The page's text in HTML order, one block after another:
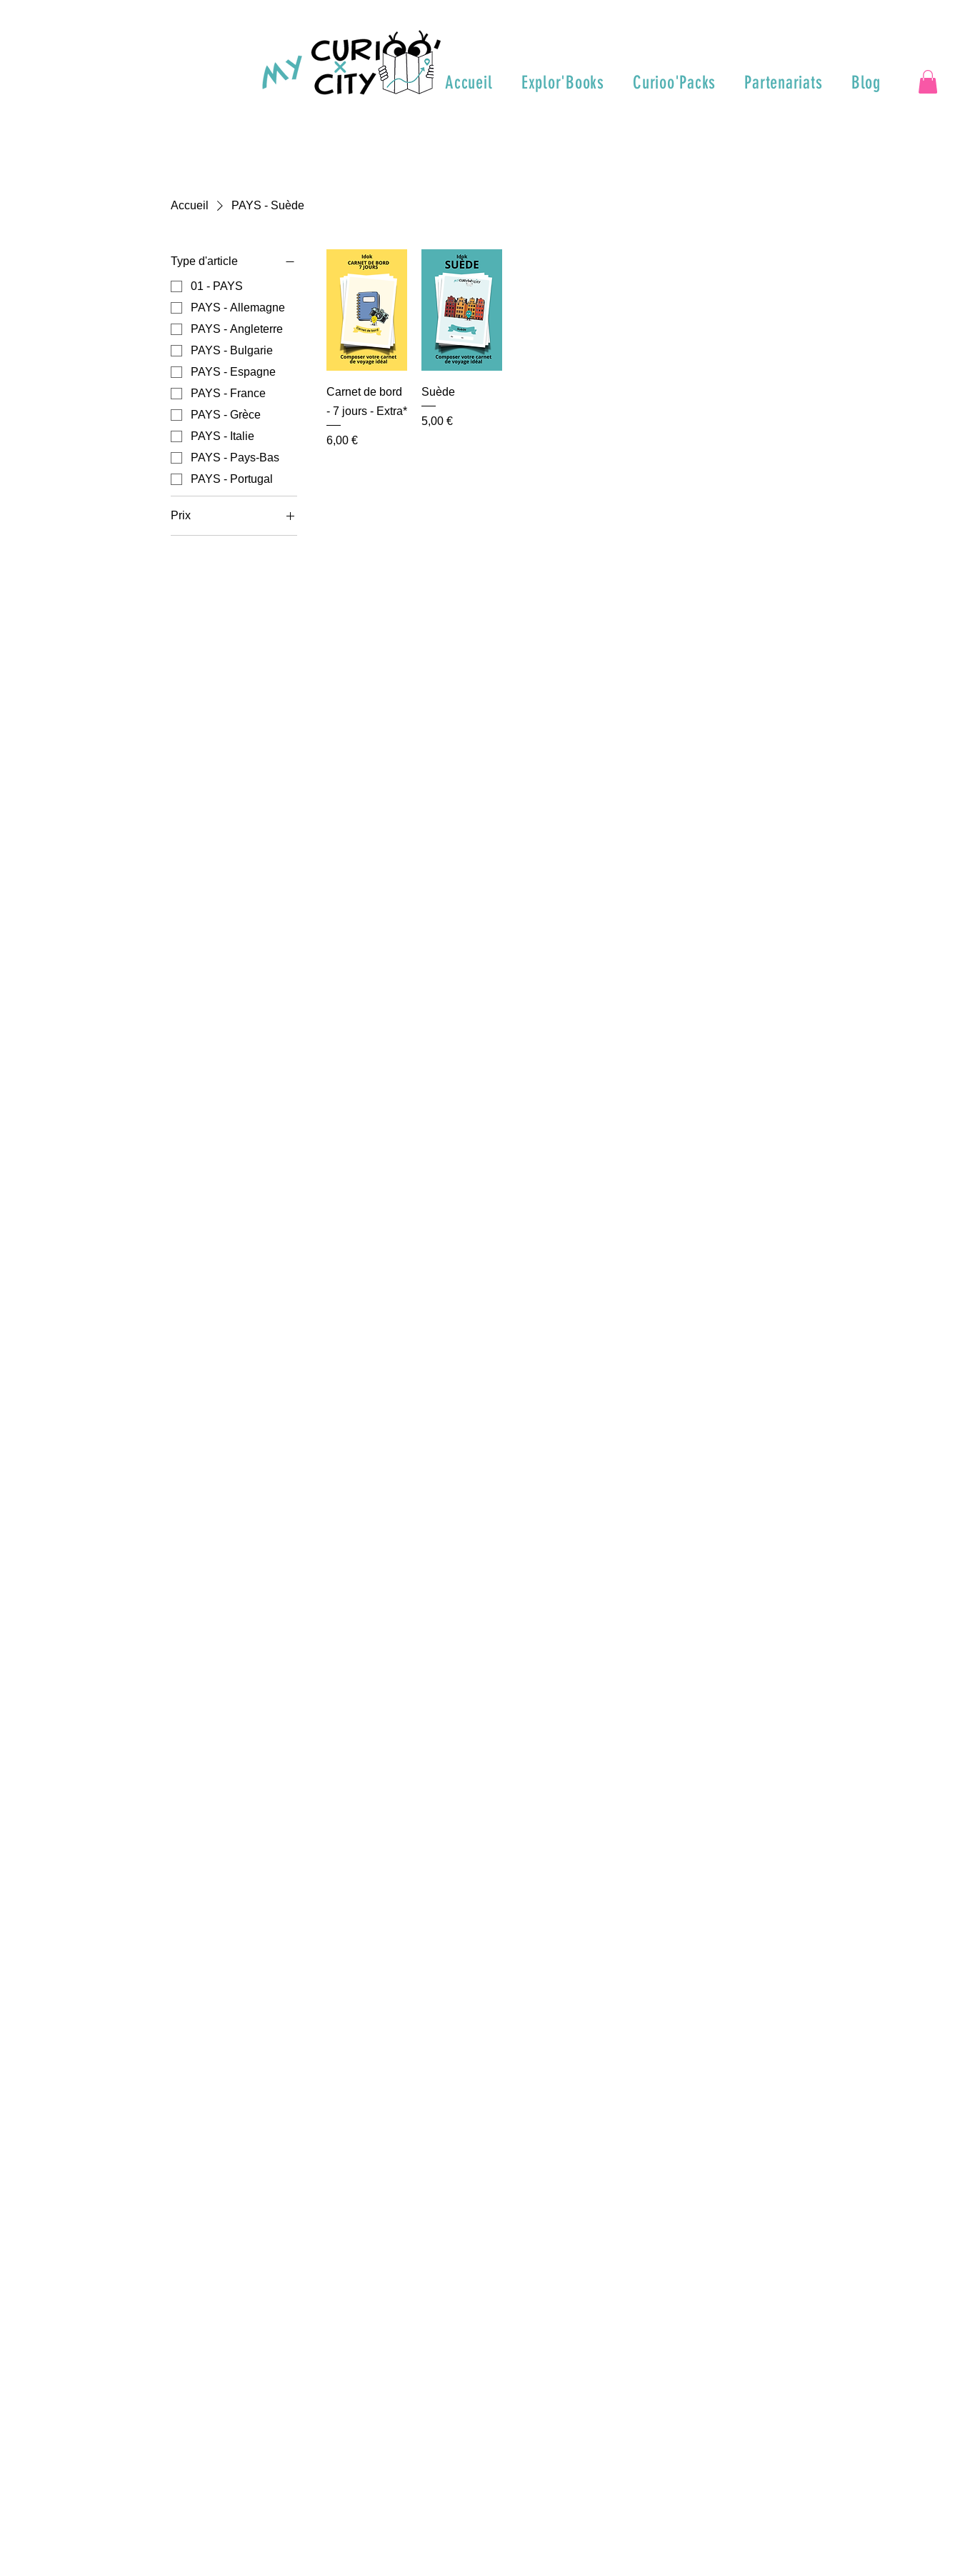
Accueil Explor'Books Curioo'Packs Partenariats Blog
Accueil PAYS - Suède
Type d'article
01 - PAYS
PAYS - Allemagne
PAYS - Angleterre
PAYS - Bulgarie
PAYS - Espagne
PAYS - France
PAYS - Grèce
PAYS - Italie
PAYS - Pays-Bas
PAYS - Portugal
Prix
Carnet de bord
- 7 jours - Extra*
Prix
6,00 €
Suède
Prix
5,00 €